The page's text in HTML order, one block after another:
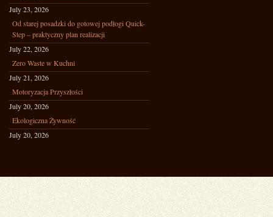
July 23, 2026
Od starej posadzki do gotowej podłogi Quick-
Step – praktyczny plan realizacji
July 22, 2026
Zero Waste w Kuchni
July 21, 2026
Motoryzacja Przyszłości
July 20, 2026
Ekologiczna Żywność
July 20, 2026